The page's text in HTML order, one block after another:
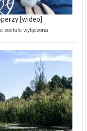
[wideo]
Ekologiczne
kamerą
wśród
została wyłączona